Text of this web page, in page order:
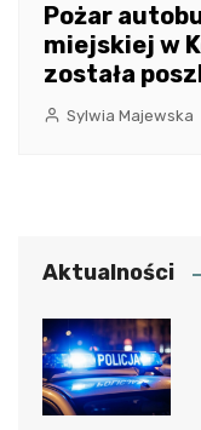
Pożar
miejskiej w
została
Sylwia Majewska
Aktualności